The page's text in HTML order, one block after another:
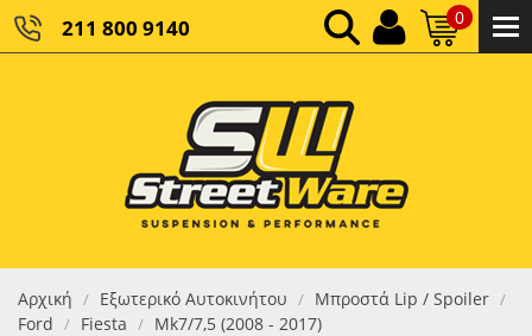
211 800 9140 0
ΚΑΘΑΡΌ ΣΎΝΟΛΟ:
ΤΕΛΙΚΌ ΣΎΝΟΛΟ:0,00 €
Αρχική / Εξωτερικό Αυτοκινήτου / Μπροστά Lip / Spoiler /
Ford / Fiesta / Mk7/7,5 (2008 - 2017)